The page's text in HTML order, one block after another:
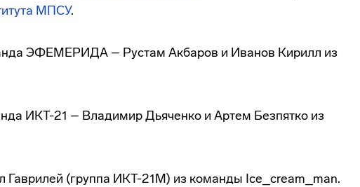
МПСУ.
ЭФЕМЕРИДА – Рустам Акбаров и Иванов Кирилл из
ИКТ-21 – Владимир Дьяченко и Артем Безпятко из
Гаврилей (группа ИКТ-21М) из команды Ice_cream_man.